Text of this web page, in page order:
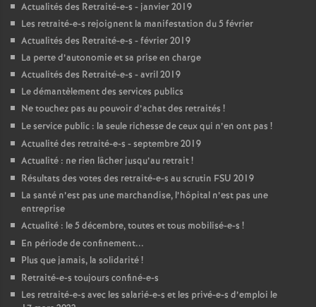
Actualités des Retraité-e-s - janvier 2019
Les retraité-e-s rejoignent la manifestation du 5 février
Actualités des Retraité-e-s - février 2019
La perte d’autonomie et sa prise en charge
Actualités des Retraité-e-s - avril 2019
Le démantèlement des services publics
Ne touchez pas au pouvoir d’achat des retraités !
Le service public : la seule richesse de ceux qui n’en ont pas !
Actualité des retraité-e-s - septembre 2019
Actualité : ne rien lâcher jusqu’au retrait!
Résultats des votes des retraité-e-s au scrutin FSU 2019
La santé n’est pas une marchandise, l’hôpital n’est pas une
entreprise
Actualité : le 5 décembre, toutes et tous mobilisé-e-s !
En période de confinement...
Plus que jamais, la solidarité!
Retraité-e-s toujours confiné-e-s
Les retraité-e-s avec les salarié-e-s et les privé-e-s d’emploi le